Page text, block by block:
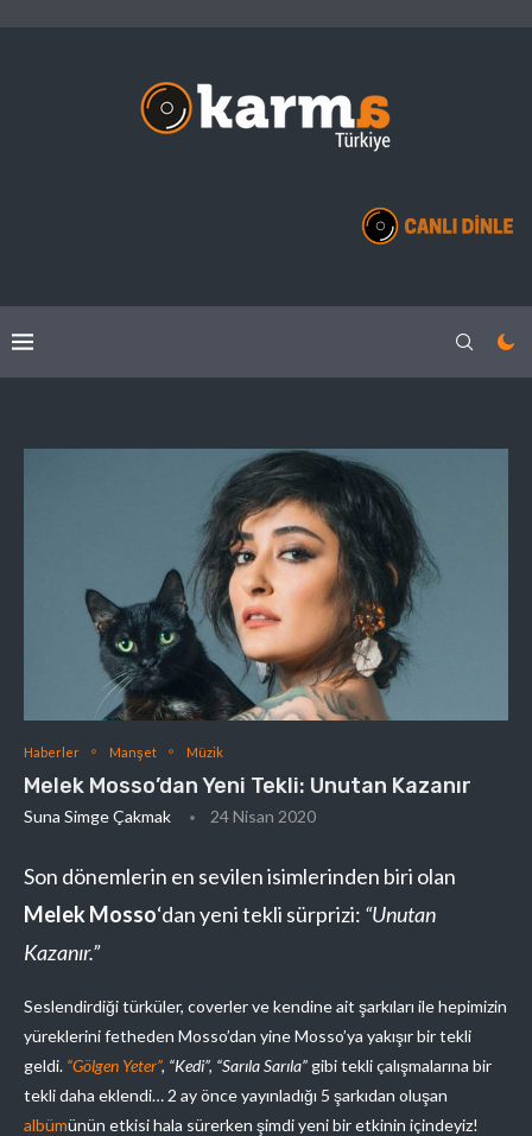
Haberler Manşet Müzik
Melek Mosso’dan Yeni Tekli: Unutan Kazanır
Suna Simge Çakmak 24 Nisan 2020
Son dönemlerin en sevilen isimlerinden biri olan
Melek Mosso‘dan yeni tekli sürprizi: “Unutan
Kazanır.”
Seslendirdiği türküler, coverler ve kendine ait şarkıları ile hepimizin
yüreklerini fetheden Mosso’dan yine Mosso’ya yakışır bir tekli
geldi. “Gölgen Yeter”, “Kedi”, “Sarıla Sarıla” gibi tekli çalışmalarına bir
tekli daha eklendi… 2 ay önce yayınladığı 5 şarkıdan oluşan
albümünün etkisi hala sürerken şimdi yeni bir etkinin içindeyiz!